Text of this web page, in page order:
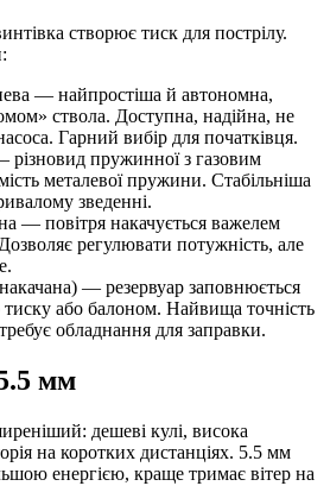
створює тиск для пострілу.
— найпростіша й автономна,
ствола. Доступна, надійна, не
Гарний вибір для початківця.
пружинної з газовим
металевої пружини. Стабільніша
зведенні.
— повітря накачується важелем
регулювати потужність, але
— резервуар заповнюється
тиску або балоном. Найвища точність
обладнання для заправки.
мм
дешеві кулі, висока
на коротких дистанціях. 5.5 мм
енергією, краще тримає вітер на